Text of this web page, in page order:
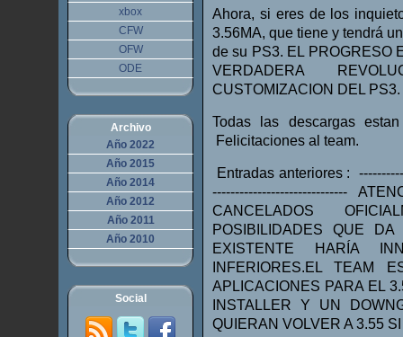
Ahora, si eres de los
3.56MA, que tiene y tendrá
de su PS3. EL PROGRESO
VERDADERA
CUSTOMIZACION DEL PS3.
Todas las descargas
Felicitaciones al team.
Entradas anteriores :
------------------------------
CANCELADOS
POSIBILIDADES QUE
EXISTENTE HARÍA
INFERIORES.EL TEAM
APLICACIONES PARA EL
INSTALLER Y UN
QUIERAN VOLVER A 3.55
xbox
CFW
OFW
ODE
Archivo
Año 2022
Año 2015
Año 2014
Año 2012
Año 2011
Año 2010
Social